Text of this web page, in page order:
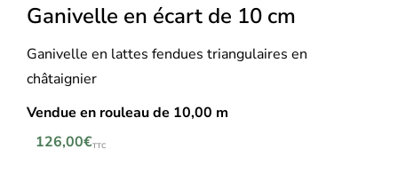
Ganivelle en écart de 10 cm
Ganivelle en lattes fendues triangulaires en
châtaignier
Vendue en rouleau de 10,00 m
126,00€TTC